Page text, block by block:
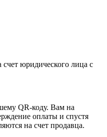
юридического лица с
QR-коду. Вам на
оплаты и спустя
на счет продавца.